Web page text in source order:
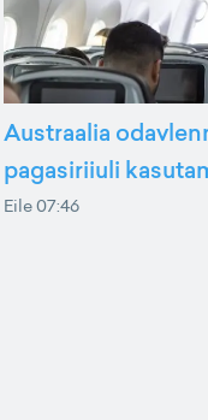
Austraalia
pagasiriiuli
Eile 07:46